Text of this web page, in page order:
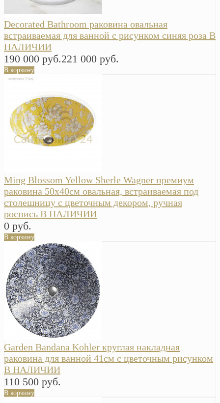
Decorated Bathroom раковина овальная
встраиваемая для ванной с рисунком синяя роза В
НАЛИЧИИ
190 000 руб.221 000 руб.
В корзину
Ming Blossom Yellow Sherle Wagner премиум
раковина 50х40см овальная, встраиваемая под
столешницу с цветочным декором, ручная
роспись В НАЛИЧИИ
0 руб.
В корзину
Garden Bandana Kohler круглая накладная
раковина для ванной 41см с цветочным рисунком
В НАЛИЧИИ
110 500 руб.
В корзину